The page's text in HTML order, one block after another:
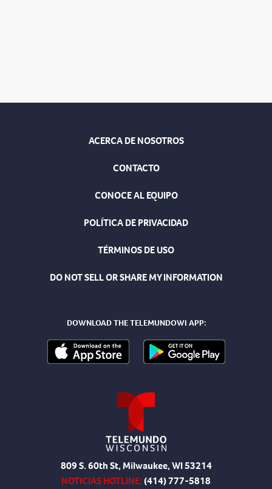
ACERCA DE NOSOTROS
CONTACTO
CONOCE AL EQUIPO
POLÍTICA DE PRIVACIDAD
TÉRMINOS DE USO
DO NOT SELL OR SHARE MY INFORMATION
DOWNLOAD THE TELEMUNDOWI APP:
809 S. 60th St, Milwaukee, WI 53214
NOTICIAS HOTLINE:(414) 777-5818